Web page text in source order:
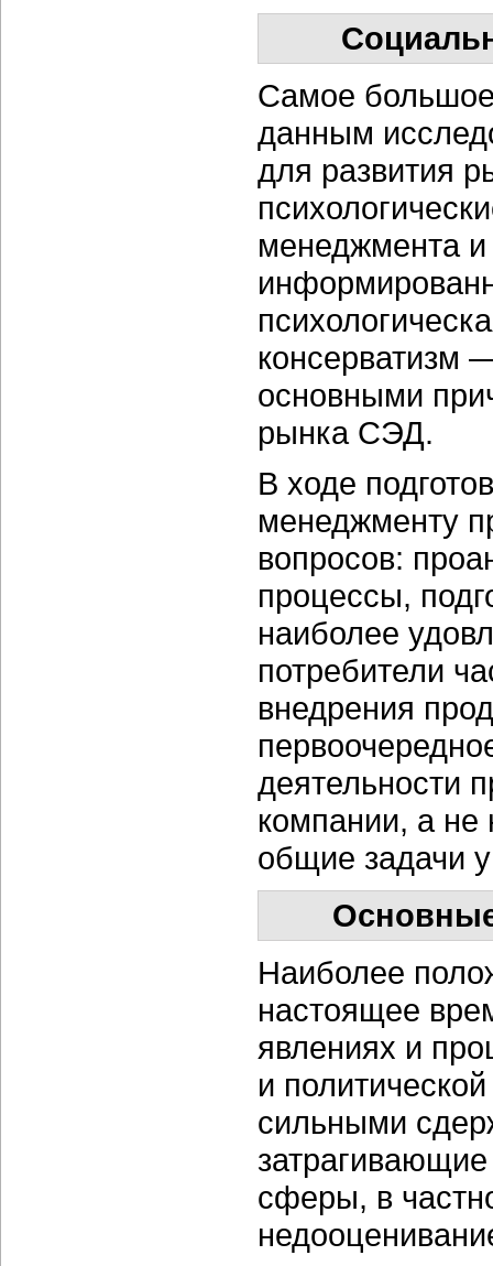
Самое большое
данным
для развития
менеджмента и
консерватизм
основными
рынка СЭД.
В ходе
менеджменту
вопросов:
процессы,
наиболее
потребители
внедрения
деятельности
компании, а не
общие задачи
Наиболее
настоящее
явлениях и
и
сильными
сферы, в